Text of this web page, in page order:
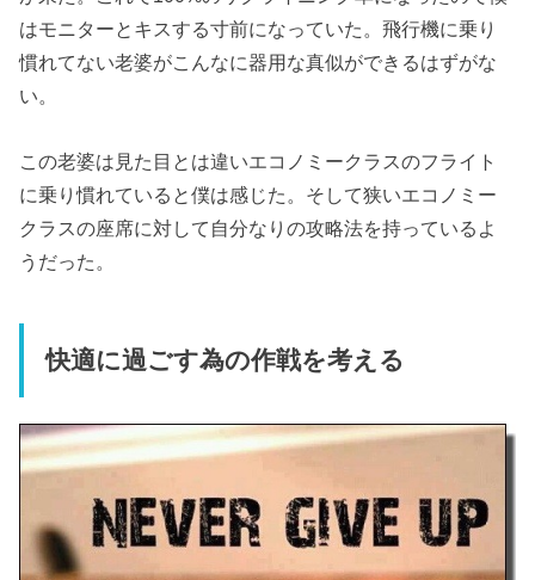
はモニターとキスする寸前になっていた。飛行機に乗り
慣れてない老婆がこんなに器用な真似ができるはずがな
い。
この老婆は見た目とは違いエコノミークラスのフライト
に乗り慣れていると僕は感じた。そして狭いエコノミー
クラスの座席に対して自分なりの攻略法を持っているよ
うだった。
快適に過ごす為の作戦を考える